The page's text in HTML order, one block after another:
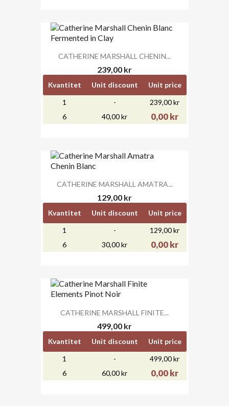
CATHERINE MARSHALL CHENIN...
239,00 kr
Kvantitet Unit discount
Unit price
1
-
239,00 kr
6
40,00 kr 0,00 kr
CATHERINE MARSHALL AMATRA...
129,00 kr
Kvantitet Unit discount
Unit price
1
-
129,00 kr
6
30,00 kr 0,00 kr
CATHERINE MARSHALL FINITE...
499,00 kr
Kvantitet Unit discount
Unit price
1
-
499,00 kr
6
60,00 kr 0,00 kr